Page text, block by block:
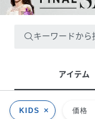
キーワードから
アイテム
KIDS 価格